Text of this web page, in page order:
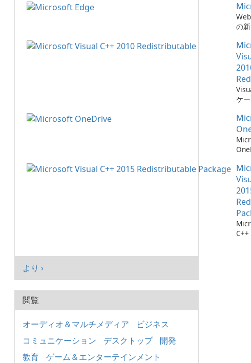
の
ケ
ー
より ›
閲覧
オーディオ＆マルチメディア
ビジネス
コミュニケーション
デスクトップ
開発
教育
ゲーム＆エンターテインメント